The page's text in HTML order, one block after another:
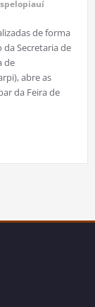
de forma
Secretaria de
de
abre as
da Feira de